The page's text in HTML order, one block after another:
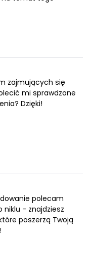
zajmujących się
mi sprawdzone
Dzięki!
polecam
niklu - znajdziesz
poszerzą Twoją